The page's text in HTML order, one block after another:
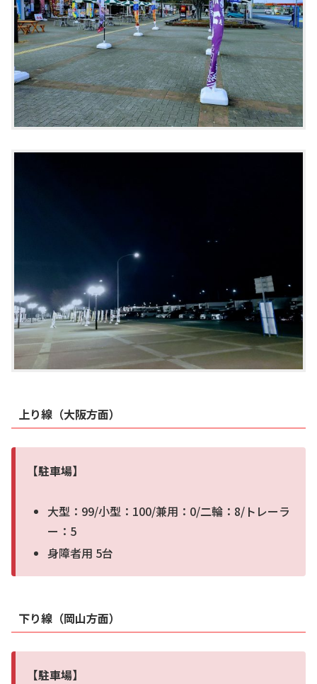
上り線（大阪方面）
【駐車場】
大型：99/小型：100/兼用：0/二輪：8/トレーラ
ー：5
身障者用 5台
下り線（岡山方面）
【駐車場】